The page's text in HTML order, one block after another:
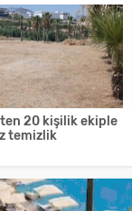
20 kişilik ekiple
temizlik